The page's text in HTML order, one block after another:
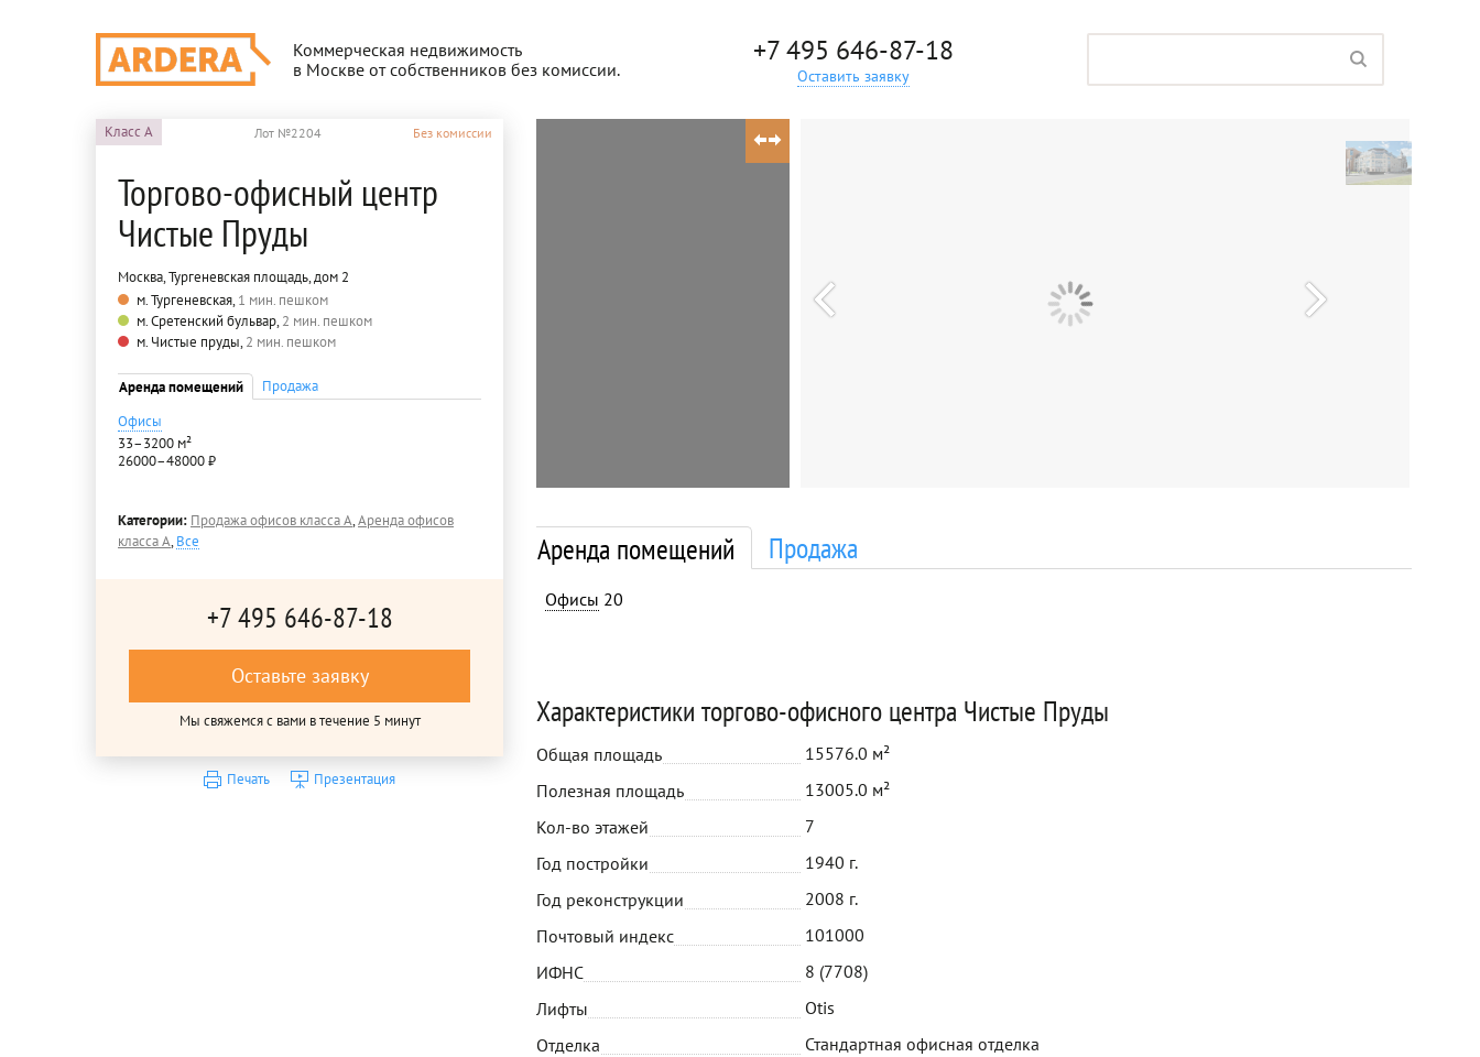
Коммерческая недвижимость
в Москве от собственников без комиссии.
+7 495 646-87-18
Оставить заявку
Класс A Лот №2204 Без комиссии
Торгово-офисный центр
Чистые Пруды
Москва, Тургеневская площадь, дом 2
м. Тургеневская,1 мин. пешком
м. Сретенский бульвар,2 мин. пешком
м. Чистые пруды,2 мин. пешком
Аренда помещений
Продажа
Офисы
33–3200 м²
26000–48000 ₽
Категории: Продажа офисов класса A,Аренда офисов
класса A,Все
+7 495 646-87-18
Оставьте заявку
Мы свяжемся с вами в течение 5 минут
Печать Презентация
Аренда помещений Продажа
Офисы 20
Характеристики торгово-офисного центра Чистые Пруды
Общая площадь
15576.0 м²
Полезная площадь
13005.0 м²
Кол-во этажей
7
Год постройки
1940 г.
Год реконструкции
2008 г.
Почтовый индекс
101000
ИФНС
8 (7708)
Лифты
Otis
Отделка
Стандартная офисная отделка